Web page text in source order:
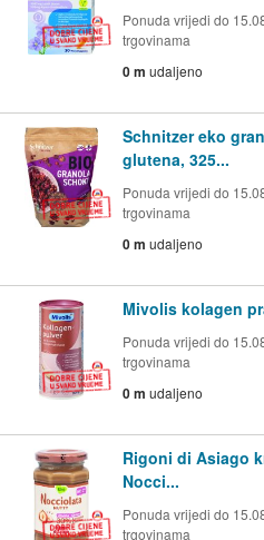
Ponuda vrijedi do
trgovinama
0 m udaljeno
Schnitzer eko
glutena, 325...
Ponuda vrijedi do
trgovinama
0 m udaljeno
Mivolis kolagen
Ponuda vrijedi do
trgovinama
0 m udaljeno
Rigoni di Asiago
Nocci...
Ponuda vrijedi do
trgovinama